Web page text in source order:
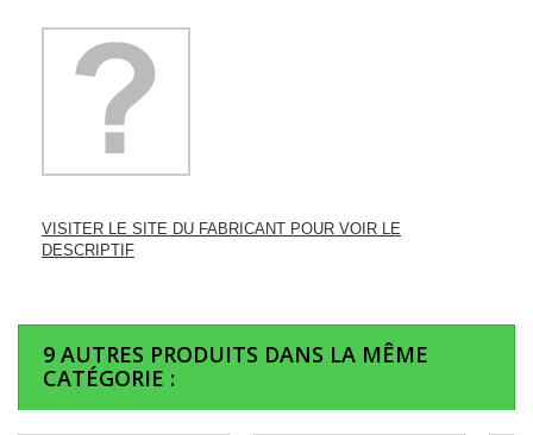
VISITER LE SITE DU FABRICANT POUR VOIR LE
DESCRIPTIF
9 AUTRES PRODUITS DANS LA MÊME
CATÉGORIE :